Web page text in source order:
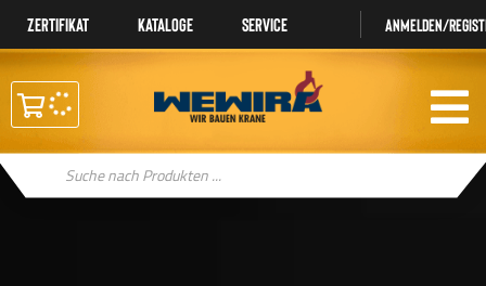
Zertifikat Kataloge Service Anmelden/
Products
search